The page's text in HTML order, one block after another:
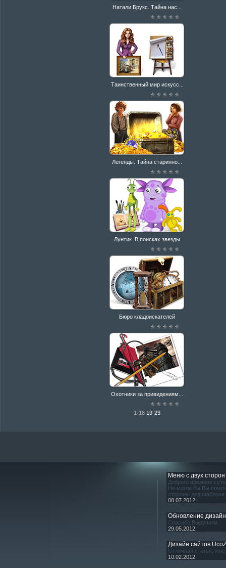
Натали Брукс. Тайна нас...
Таинственный мир искусс...
Легенды. Тайна старинно...
Лунтик. В поисках звезды
Бюро кладоискателей
Охотники за привидениям...
1-18 19-23
Меню с двух
Доброго времени
Не могли бы Вы
стороны для шаблона
08.07.2012
Обновление
Спасибо.Выручили.
29.05.2012
Дизайн сайтов UcoZ
Отличная статья,
10.02.2012